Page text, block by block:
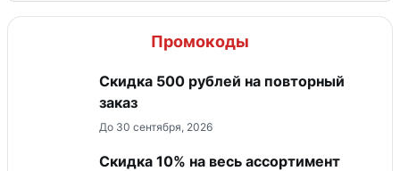
Промокоды
Скидка 500 рублей на повторный
заказ
До 30 сентября, 2026
Скидка 10% на весь ассортимент